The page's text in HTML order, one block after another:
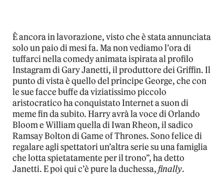
È ancora in lavorazione, visto che è stata annunciata
solo un paio di mesi fa. Ma non vediamo l’ora di
tuffarci nella comedy animata ispirata al profilo
Instagram di Gary Janetti, il produttore dei Griffin. Il
punto di vista è quello del principe George, che con
le sue facce buffe da viziatissimo piccolo
aristocratico ha conquistato Internet a suon di
meme fin da subito. Harry avrà la voce di Orlando
Bloom e William quella di Iwan Rheon, il sadico
Ramsay Bolton di Game of Thrones. Sono felice di
regalare agli spettatori un’altra serie su una famiglia
che lotta spietatamente per il trono”, ha detto
Janetti. E poi qui c’è pure la duchessa,finally.